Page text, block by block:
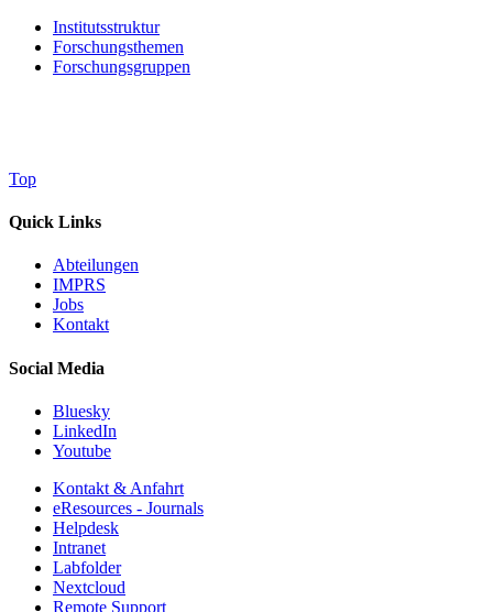
Institutsstruktur
Forschungsthemen
Forschungsgruppen
Top
Quick Links
Abteilungen
IMPRS
Jobs
Kontakt
Social Media
Bluesky
LinkedIn
Youtube
Kontakt & Anfahrt
eResources - Journals
Helpdesk
Intranet
Labfolder
Nextcloud
Remote Support